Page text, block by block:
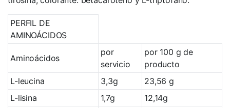
PERFIL DE
AMINOÁCIDOS
Aminoácidos
por
servicio
por 100 g de
producto
L-leucina
3,3g
23,56 g
L-lisina
1,7g
12,14g